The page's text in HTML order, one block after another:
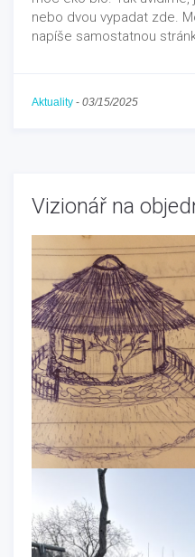
nebo dvou vypadat zde.
napíše samostatnou
Aktuality - 03/15/2025
Vizionář na